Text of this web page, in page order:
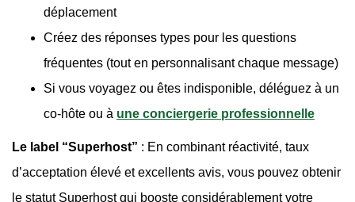
déplacement
Créez des réponses types pour les questions
fréquentes (tout en personnalisant chaque message)
Si vous voyagez ou êtes indisponible, déléguez à un
co-hôte ou à une conciergerie professionnelle
Le label “Superhost” : En combinant réactivité, taux
d’acceptation élevé et excellents avis, vous pouvez obtenir
le statut Superhost qui booste considérablement votre